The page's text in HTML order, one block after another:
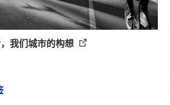
我们城市的构想